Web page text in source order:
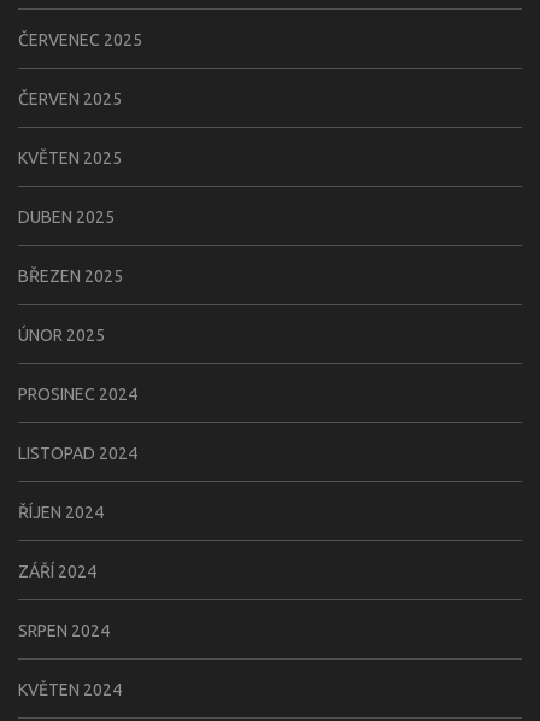
ČERVENEC 2025
ČERVEN 2025
KVĚTEN 2025
DUBEN 2025
BŘEZEN 2025
ÚNOR 2025
PROSINEC 2024
LISTOPAD 2024
ŘÍJEN 2024
ZÁŘÍ 2024
SRPEN 2024
KVĚTEN 2024